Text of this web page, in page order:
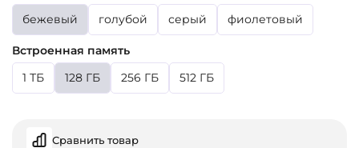
бежевый голубой серый фиолетовый
Встроенная память
1 ТБ
128 ГБ 256 ГБ 512 ГБ
Сравнить товар